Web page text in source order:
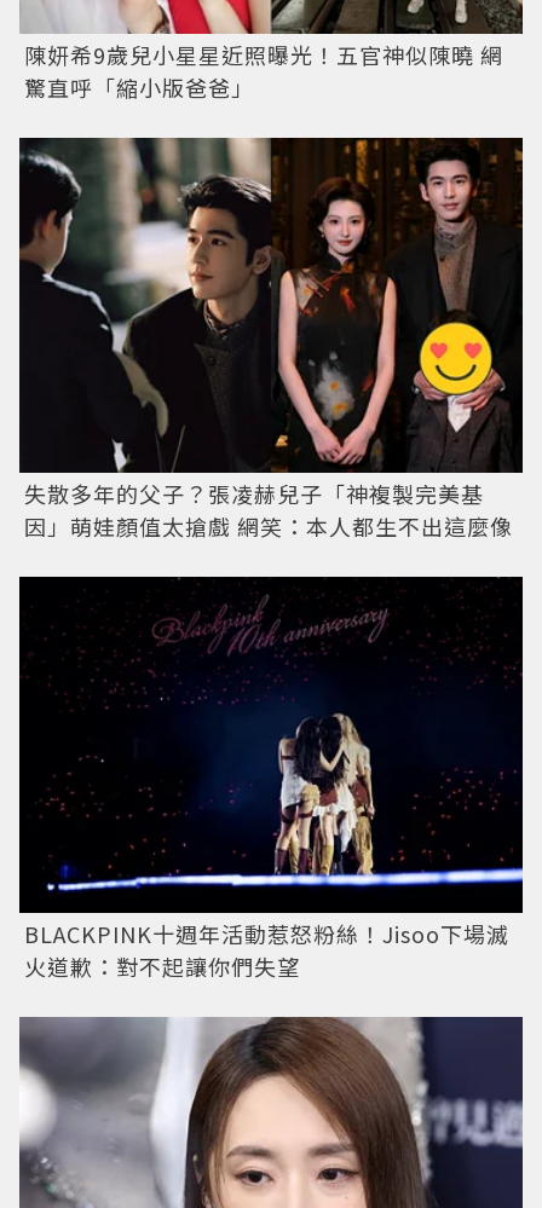
陳妍希9歲兒小星星近照曝光！五官神似陳曉 網
驚直呼「縮小版爸爸」
失散多年的父子？張凌赫兒子「神複製完美基
因」萌娃顏值太搶戲 網笑：本人都生不出這麼像
BLACKPINK十週年活動惹怒粉絲！Jisoo下場滅
火道歉：對不起讓你們失望